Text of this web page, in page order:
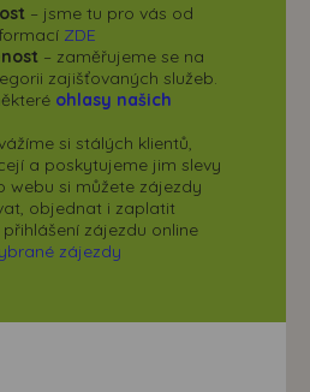
– jsme tu pro vás od
ZDE
– zaměřujeme se na
zajišťovaných služeb.
ohlasy našich
si stálých klientů,
a poskytujeme jim slevy
webu si můžete zájezdy
objednat i zaplatit
přihlášení zájezdu online
zájezdy